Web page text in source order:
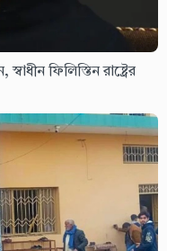
ফিলিস্তিন রাষ্ট্রের